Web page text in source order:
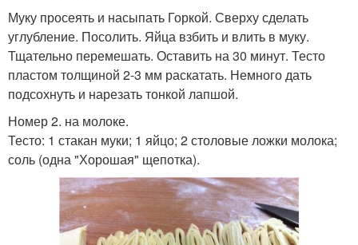
Муку просеять и насыпать Горкой. Сверху сделать
углубление. Посолить. Яйца взбить и влить в муку.
Тщательно перемешать. Оставить на 30 минут. Тесто
пластом толщиной 2-3 мм раскатать. Немного дать
подсохнуть и нарезать тонкой лапшой.
Номер 2. на молоке.
Тесто: 1 стакан муки; 1 яйцо; 2 столовые ложки молока;
соль (одна "Хорошая" щепотка).